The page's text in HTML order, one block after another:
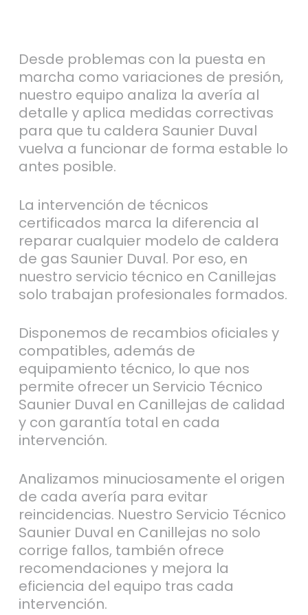
Desde problemas con la puesta en
marcha como variaciones de presión,
nuestro equipo analiza la avería al
detalle y aplica medidas correctivas
para que tu caldera Saunier Duval
vuelva a funcionar de forma estable lo
antes posible.
La intervención de técnicos
certificados marca la diferencia al
reparar cualquier modelo de caldera
de gas Saunier Duval. Por eso, en
nuestro servicio técnico en Canillejas
solo trabajan profesionales formados.
Disponemos de recambios oficiales y
compatibles, además de
equipamiento técnico, lo que nos
permite ofrecer un Servicio Técnico
Saunier Duval en Canillejas de calidad
y con garantía total en cada
intervención.
Analizamos minuciosamente el origen
de cada avería para evitar
reincidencias. Nuestro Servicio Técnico
Saunier Duval en Canillejas no solo
corrige fallos, también ofrece
recomendaciones y mejora la
eficiencia del equipo tras cada
intervención.